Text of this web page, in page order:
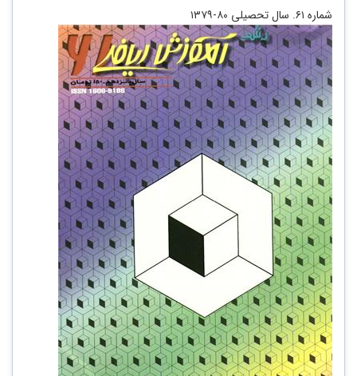
شماره ۶۱. سال تحصیلی ۸۰-۱۳۷۹